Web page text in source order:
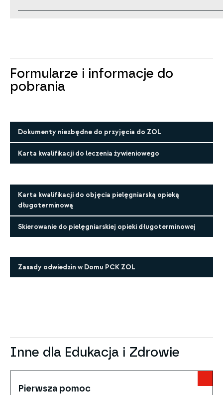
Formularze i informacje do
pobrania
Dokumenty niezbędne do przyjęcia do ZOL
Karta kwalifikacji do leczenia żywieniowego
Karta kwalifikacji do objęcia pielęgniarską opieką
długoterminową
Skierowanie do pielęgniarskiej opieki długoterminowej
Zasady odwiedzin w Domu PCK ZOL
Inne dla Edukacja i Zdrowie
Pierwsza pomoc